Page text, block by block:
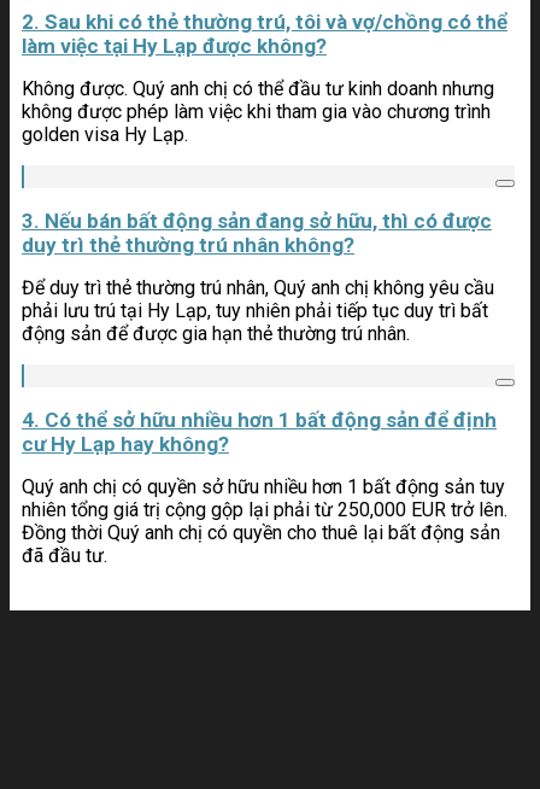
2. Sau khi có thẻ thường trú, tôi và vợ/chồng có thể
làm việc tại Hy Lạp được không?
Không được. Quý anh chị có thể đầu tư kinh doanh nhưng
không được phép làm việc khi tham gia vào chương trình
golden visa Hy Lạp.
3. Nếu bán bất động sản đang sở hữu, thì có được
duy trì thẻ thường trú nhân không?
Để duy trì thẻ thường trú nhân, Quý anh chị không yêu cầu
phải lưu trú tại Hy Lạp, tuy nhiên phải tiếp tục duy trì bất
động sản để được gia hạn thẻ thường trú nhân.
4. Có thể sở hữu nhiều hơn 1 bất động sản để định
cư Hy Lạp hay không?
Quý anh chị có quyền sở hữu nhiều hơn 1 bất động sản tuy
nhiên tổng giá trị cộng gộp lại phải từ 250,000 EUR trở lên.
Đồng thời Quý anh chị có quyền cho thuê lại bất động sản
đã đầu tư.